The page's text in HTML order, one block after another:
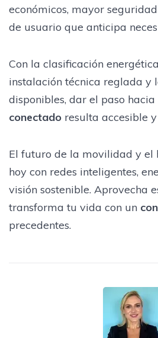
económicos, mayor
de usuario que anticipa
Con la clasificación
instalación técnica reglada y
disponibles, dar el paso hacia
conectado resulta accesible
El futuro de la movilidad y el
hoy con redes inteligentes,
visión sostenible. Aprovecha
transforma tu vida con un
precedentes.